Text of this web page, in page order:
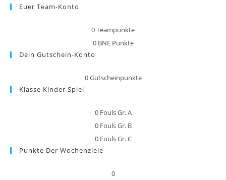
Euer Team-Konto
0Teampunkte
0 BNE Punkte
Dein Gutschein-Konto
0Gutscheinpunkte
Klasse Kinder Spiel
0 Fouls Gr. A
0 Fouls Gr. B
0 Fouls Gr. C
Punkte Der Wochenziele
0